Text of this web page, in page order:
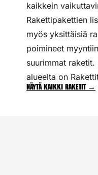
kaikkein
Rakettipakettien
myös yksittäisiä
poimineet
suurimmat raketit.
alueelta on
Näytä kaikki raketit →